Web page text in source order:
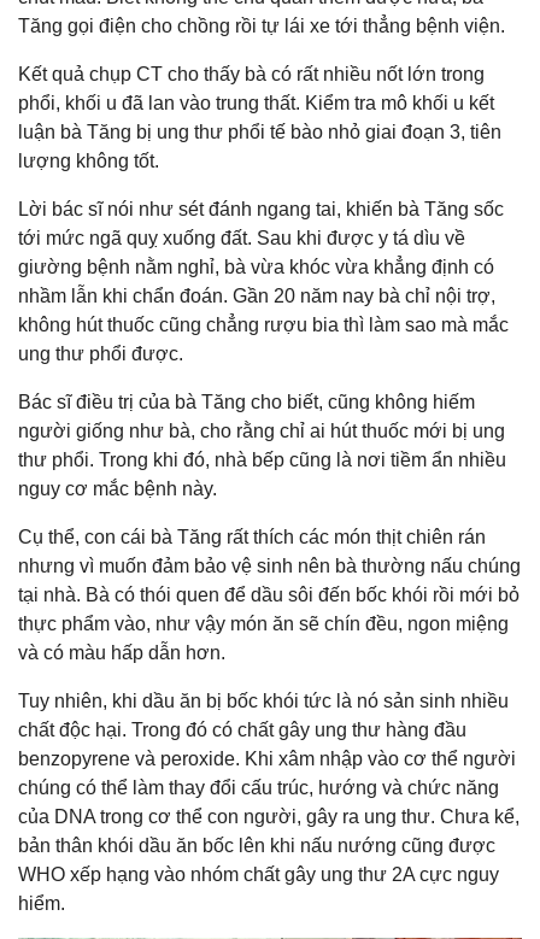
Tăng gọi điện cho chồng rồi tự lái xe tới thẳng bệnh viện.
Kết quả chụp CT cho thấy bà có rất nhiều nốt lớn trong
phổi, khối u đã lan vào trung thất. Kiểm tra mô khối u kết
luận bà Tăng bị ung thư phổi tế bào nhỏ giai đoạn 3, tiên
lượng không tốt.
Lời bác sĩ nói như sét đánh ngang tai, khiến bà Tăng sốc
tới mức ngã quỵ xuống đất. Sau khi được y tá dìu về
giường bệnh nằm nghỉ, bà vừa khóc vừa khẳng định có
nhầm lẫn khi chẩn đoán. Gần 20 năm nay bà chỉ nội trợ,
không hút thuốc cũng chẳng rượu bia thì làm sao mà mắc
ung thư phổi được.
Bác sĩ điều trị của bà Tăng cho biết, cũng không hiếm
người giống như bà, cho rằng chỉ ai hút thuốc mới bị ung
thư phổi. Trong khi đó, nhà bếp cũng là nơi tiềm ẩn nhiều
nguy cơ mắc bệnh này.
Cụ thể, con cái bà Tăng rất thích các món thịt chiên rán
nhưng vì muốn đảm bảo vệ sinh nên bà thường nấu chúng
tại nhà. Bà có thói quen để dầu sôi đến bốc khói rồi mới bỏ
thực phẩm vào, như vậy món ăn sẽ chín đều, ngon miệng
và có màu hấp dẫn hơn.
Tuy nhiên, khi dầu ăn bị bốc khói tức là nó sản sinh nhiều
chất độc hại. Trong đó có chất gây ung thư hàng đầu
benzopyrene và peroxide. Khi xâm nhập vào cơ thể người
chúng có thể làm thay đổi cấu trúc, hướng và chức năng
của DNA trong cơ thể con người, gây ra ung thư. Chưa kể,
bản thân khói dầu ăn bốc lên khi nấu nướng cũng được
WHO xếp hạng vào nhóm chất gây ung thư 2A cực nguy
hiểm.